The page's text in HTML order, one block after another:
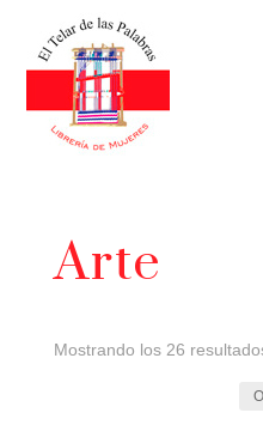
Arte
Mostrando los 26